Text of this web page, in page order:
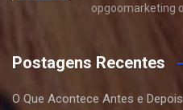
opgoomarketing
Postagens Recentes
O Que Acontece Antes e